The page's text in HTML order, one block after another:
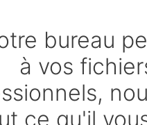
bureau
à vos
ce qu'il